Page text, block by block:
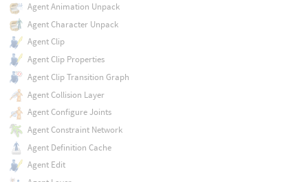
Agent Animation Unpack
Agent Character Unpack
Agent Clip
Agent Clip Properties
Agent Clip Transition Graph
Agent Collision Layer
Agent Configure Joints
Agent Constraint Network
Agent Definition Cache
Agent Edit